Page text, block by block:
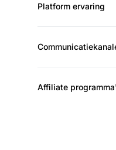
Platform ervaring
Affiliate